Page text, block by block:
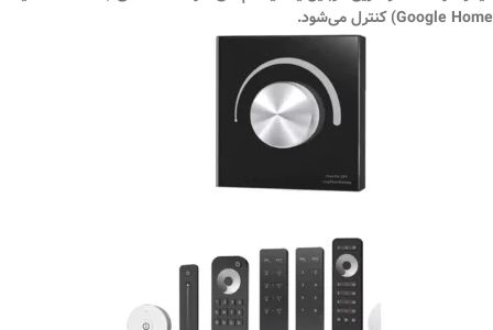
Google Home) کنترل می‌شود.